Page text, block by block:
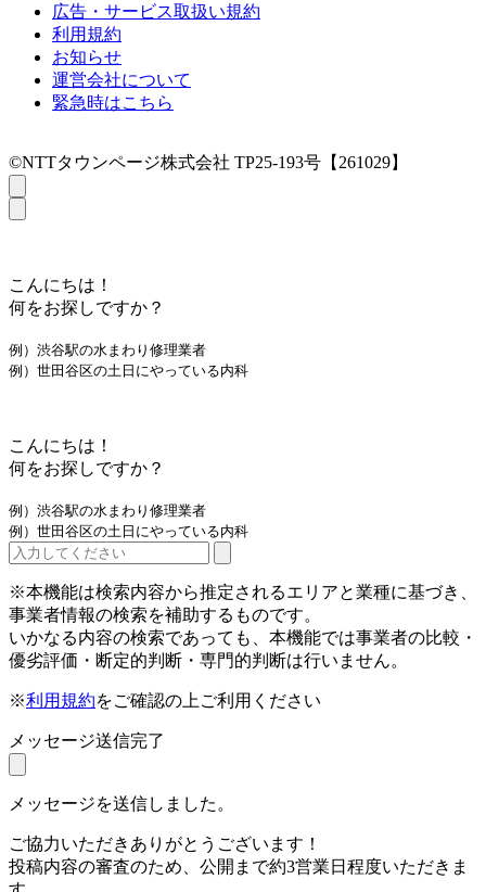
広告・サービス取扱い規約
利用規約
お知らせ
運営会社について
緊急時はこちら
©NTTタウンページ株式会社 TP25-193号【261029】
こんにちは！
何をお探しですか？
例）渋谷駅の水まわり修理業者
例）世田谷区の土日にやっている内科
こんにちは！
何をお探しですか？
例）渋谷駅の水まわり修理業者
例）世田谷区の土日にやっている内科
※本機能は検索内容から推定されるエリアと業種に基づき、
事業者情報の検索を補助するものです。
いかなる内容の検索であっても、本機能では事業者の比較・
優劣評価・断定的判断・専門的判断は行いません。
※利用規約をご確認の上ご利用ください
メッセージ送信完了
メッセージを送信しました。
ご協力いただきありがとうございます！
投稿内容の審査のため、公開まで約3営業日程度いただきま